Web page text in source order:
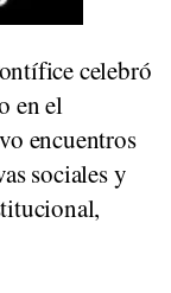
celebró
en el
encuentros
sociales y